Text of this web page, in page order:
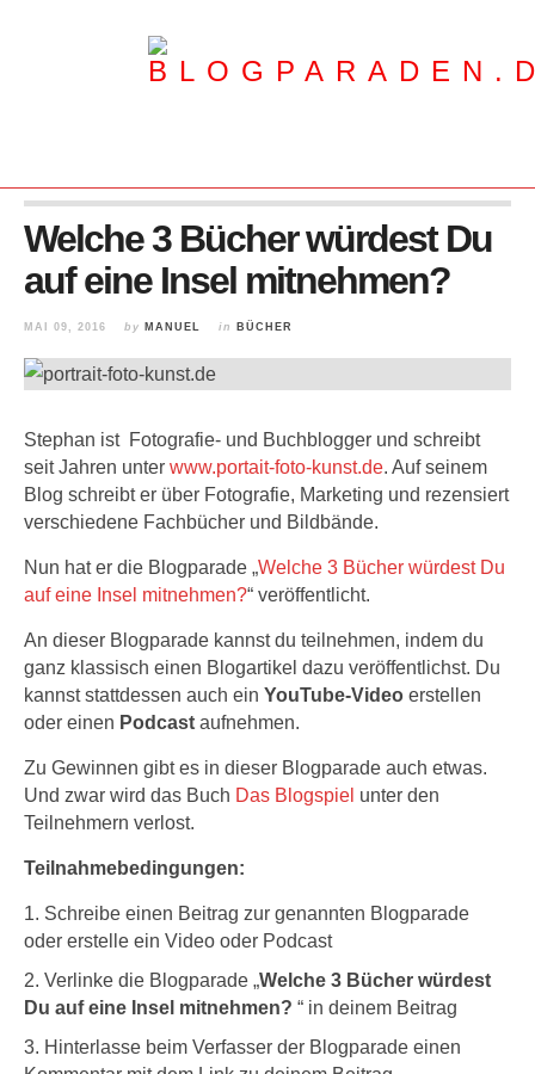
Welche 3 Bücher würdest Du
auf eine Insel mitnehmen?
MAI 09, 2016 by MANUEL in BÜCHER
Stephan ist Fotografie- und Buchblogger und schreibt
seit Jahren unter www.portait-foto-kunst.de. Auf seinem
Blog schreibt er über Fotografie, Marketing und rezensiert
verschiedene Fachbücher und Bildbände.
Nun hat er die Blogparade „Welche 3 Bücher würdest Du
auf eine Insel mitnehmen?“ veröffentlicht.
An dieser Blogparade kannst du teilnehmen, indem du
ganz klassisch einen Blogartikel dazu veröffentlichst. Du
kannst stattdessen auch ein YouTube-Video erstellen
oder einen Podcast aufnehmen.
Zu Gewinnen gibt es in dieser Blogparade auch etwas.
Und zwar wird das Buch Das Blogspiel unter den
Teilnehmern verlost.
Teilnahmebedingungen:
Schreibe einen Beitrag zur genannten Blogparade
oder erstelle ein Video oder Podcast
Verlinke die Blogparade „Welche 3 Bücher würdest
Du auf eine Insel mitnehmen? “ in deinem Beitrag
Hinterlasse beim Verfasser der Blogparade einen